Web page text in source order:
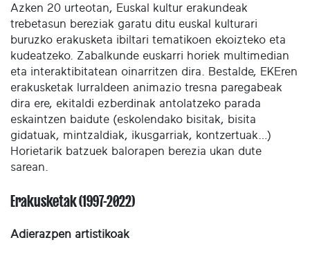
Azken 20 urteotan, Euskal kultur erakundeak
trebetasun bereziak garatu ditu euskal kulturari
buruzko erakusketa ibiltari tematikoen ekoizteko eta
kudeatzeko. Zabalkunde euskarri horiek multimedian
eta interaktibitatean oinarritzen dira. Bestalde, EKEren
erakusketak lurraldeen animazio tresna paregabeak
dira ere, ekitaldi ezberdinak antolatzeko parada
eskaintzen baidute (eskolendako bisitak, bisita
gidatuak, mintzaldiak, ikusgarriak, kontzertuak…)
Horietarik batzuek balorapen berezia ukan dute
sarean.
Erakusketak (1997-2022)
Adierazpen artistikoak